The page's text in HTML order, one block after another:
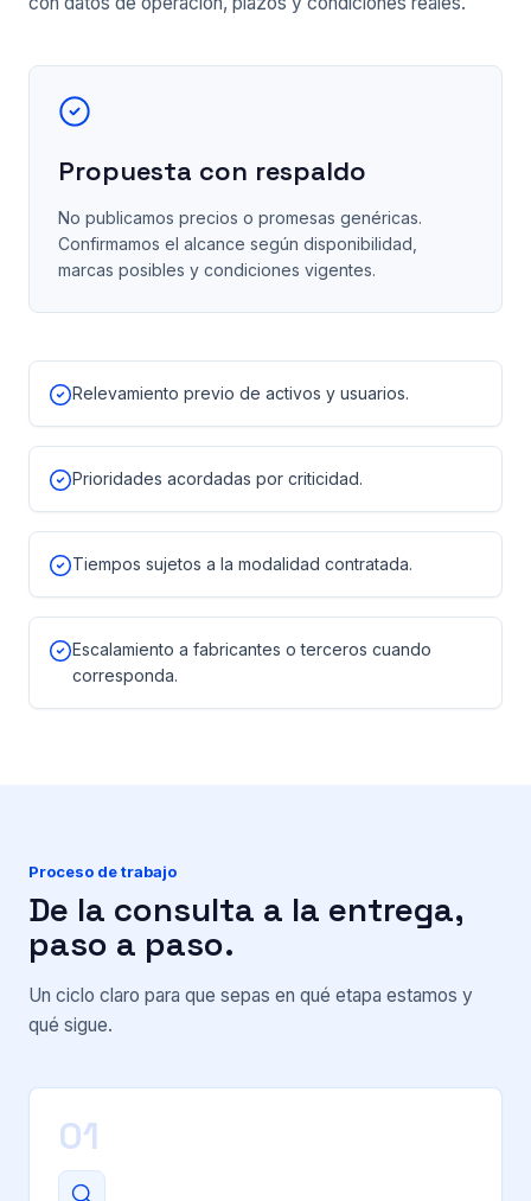
Propuesta con respaldo
No publicamos precios o promesas genéricas.
Confirmamos el alcance según disponibilidad,
marcas posibles y condiciones vigentes.
Relevamiento previo de activos y usuarios.
Prioridades acordadas por criticidad.
Tiempos sujetos a la modalidad contratada.
Escalamiento a fabricantes o terceros cuando
corresponda.
Proceso de trabajo
De la consulta a la entrega,
paso a paso.
Un ciclo claro para que sepas en qué etapa estamos y
qué sigue.
01